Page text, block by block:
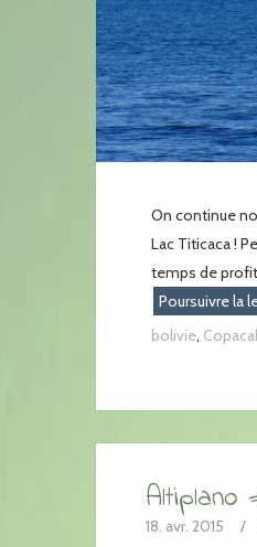
On continue
Lac Titicaca !
temps de
Poursuivre la
bolivie,
18. avr. 2015 /